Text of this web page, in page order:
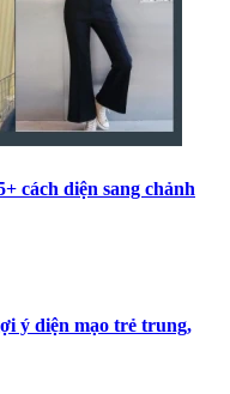
cách diện sang chảnh